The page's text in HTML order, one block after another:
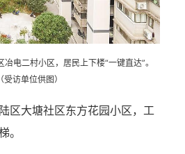
电二村小区，居民上下楼“一键直达”。
（受访单位供图）
区大塘社区东方花园小区，工
。